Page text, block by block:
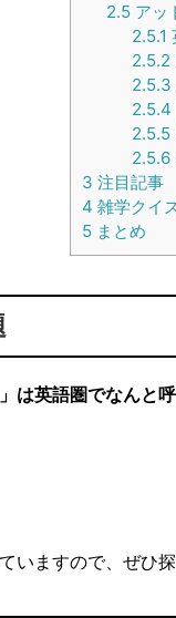
2.5 アッ
2.5.1
2.5.2
2.5.3
2.5.4
2.5.5
2.5.6
3 注目記事
4 雑学クイ
5まとめ
は英語圏でなんと
いますので、ぜひ